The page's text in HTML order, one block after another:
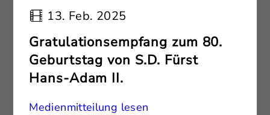
13. Feb. 2025
Gratulationsempfang zum 80.
Geburtstag von S.D. Fürst
Hans-Adam II.
Medienmitteilung lesen